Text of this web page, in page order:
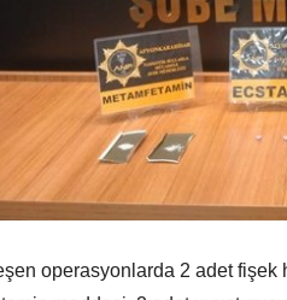
operasyonlarda 2 adet